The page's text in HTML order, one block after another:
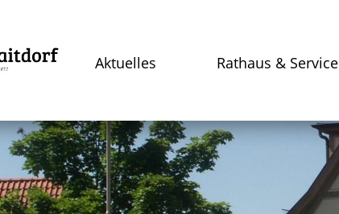
Aktuelles Rathaus & Service